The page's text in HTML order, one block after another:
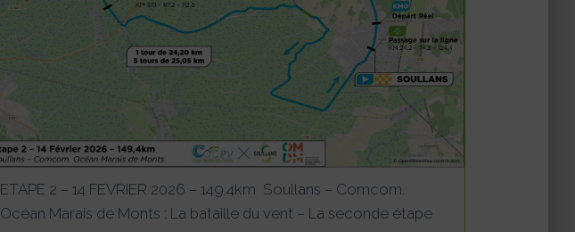
ETAPE 2 – 14 FEVRIER 2026 – 149,4km Soullans – Comcom.
Océan Marais de Monts : La bataille du vent – La seconde étape